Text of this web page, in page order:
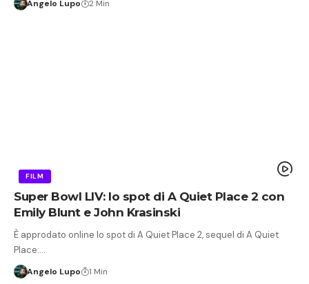
Angelo Lupo 2 Min
FILM
Super Bowl LIV: lo spot di A Quiet Place 2 con
Emily Blunt e John Krasinski
È approdato online lo spot di A Quiet Place 2, sequel di A Quiet
Place:…
Angelo Lupo 1 Min